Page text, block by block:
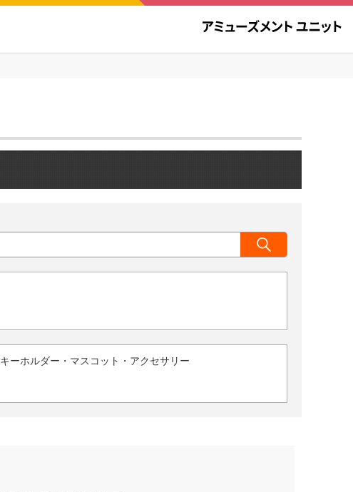
キーホルダー・マスコット・アクセサリー